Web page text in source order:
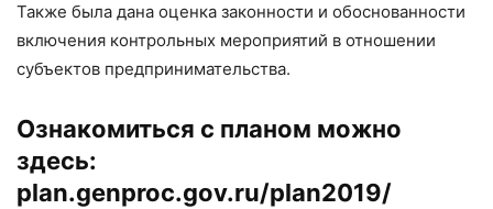
Также была дана оценка законности и обоснованности
включения контрольных мероприятий в отношении
субъектов предпринимательства.
Ознакомиться с планом можно
здесь:
plan.genproc.gov.ru/plan2019/